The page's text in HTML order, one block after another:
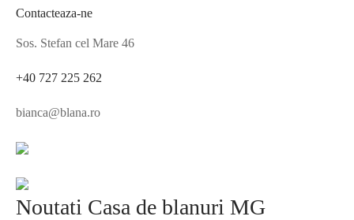
Contacteaza-ne
Sos. Stefan cel Mare 46
+40 727 225 262
bianca@blana.ro
Noutati Casa de blanuri MG